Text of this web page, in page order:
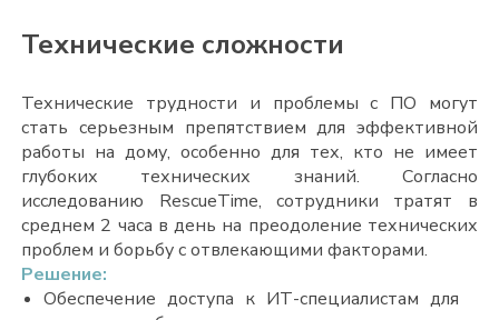
Технические сложности
Технические трудности и проблемы с ПО могут
стать серьезным препятствием для эффективной
работы на дому, особенно для тех, кто не имеет
глубоких технических знаний. Согласно
исследованию RescueTime, сотрудники тратят в
среднем 2 часа в день на преодоление технических
проблем и борьбу с отвлекающими факторами.
Решение:
Обеспечение доступа к ИТ-специалистам для